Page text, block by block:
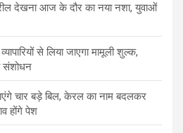
देखना आज के दौर का नया नशा, युवाओं
से लिया जाएगा मामूली शुल्क,
संशोधन
चार बड़े बिल, केरल का नाम बदलकर
होंगे पेश